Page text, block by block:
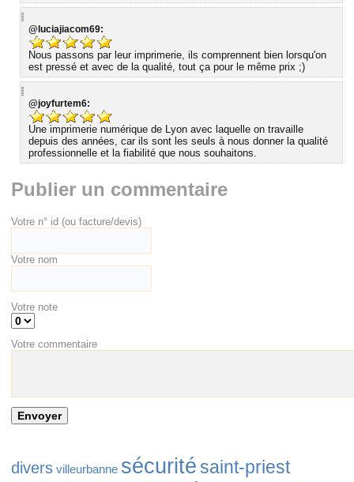
@luciajiacom69:
Nous passons par leur imprimerie, ils comprennent bien lorsqu'on
est pressé et avec de la qualité, tout ça pour le même prix ;)
@joyfurtem6:
Une imprimerie numérique de Lyon avec laquelle on travaille
depuis des années, car ils sont les seuls à nous donner la qualité
professionnelle et la fiabilité que nous souhaitons.
Publier un commentaire
Votre n° id (ou facture/devis)
Votre nom
Votre note
Votre commentaire
divers villeurbanne sécurité saint-priest